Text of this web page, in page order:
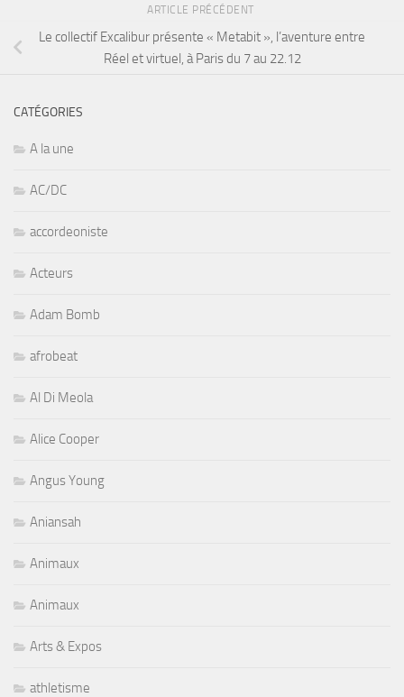
ARTICLE PRÉCÉDENT
Le collectif Excalibur présente « Metabit », l’aventure entre
Réel et virtuel, à Paris du 7 au 22.12
CATÉGORIES
A la une
AC/DC
accordeoniste
Acteurs
Adam Bomb
afrobeat
Al Di Meola
Alice Cooper
Angus Young
Aniansah
Animaux
Animaux
Arts & Expos
athletisme